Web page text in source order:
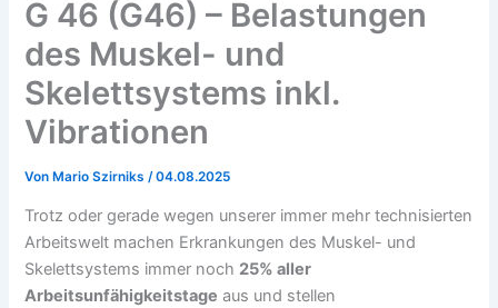
G 46 (G46) – Belastungen
des Muskel- und
Skelettsystems inkl.
Vibrationen
VonMario Szirniks/04.08.2025
Trotz oder gerade wegen unserer immer mehr technisierten
Arbeitswelt machen Erkrankungen des Muskel- und
Skelettsystems immer noch 25% aller
Arbeitsunfähigkeitstage aus und stellen